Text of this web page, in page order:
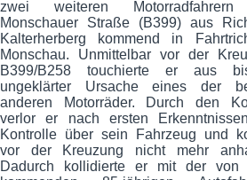
zwei weiteren
Monschauer Straße (B399) aus
Kalterherberg kommend in
Monschau. Unmittelbar vor der
B399/B258 touchierte er aus
ungeklärter Ursache eines der
anderen Motorräder. Durch den
verlor er nach ersten
Kontrolle über sein Fahrzeug und
vor der Kreuzung nicht mehr
Dadurch kollidierte er mit der von